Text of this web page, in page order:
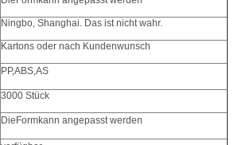
Ningbo, Shanghai. Das ist nicht wahr.
Kartons oder nach Kundenwunsch
PP,ABS,AS
3000 Stück
DieFormkann angepasst werden